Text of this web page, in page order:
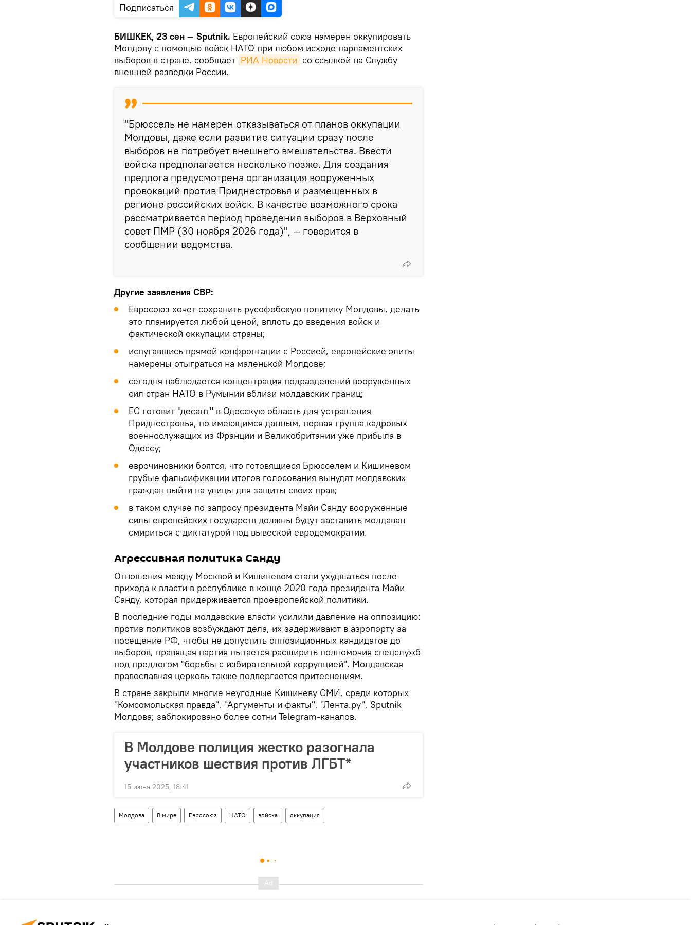
Подписаться
БИШКЕК, 23 сен — Sputnik. Европейский союз намерен оккупировать
Молдову с помощью войск НАТО при любом исходе парламентских
выборов в стране, сообщает РИА Новости со ссылкой на Службу
внешней разведки России.
"Брюссель не намерен отказываться от планов оккупации
Молдовы, даже если развитие ситуации сразу после
выборов не потребует внешнего вмешательства. Ввести
войска предполагается несколько позже. Для создания
предлога предусмотрена организация вооруженных
провокаций против Приднестровья и размещенных в
регионе российских войск. В качестве возможного срока
рассматривается период проведения выборов в Верховный
совет ПМР (30 ноября 2026 года)", — говорится в
сообщении ведомства.
Другие заявления СВР:
Евросоюз хочет сохранить русофобскую политику Молдовы, делать
это планируется любой ценой, вплоть до введения войск и
фактической оккупации страны;
испугавшись прямой конфронтации с Россией, европейские элиты
намерены отыграться на маленькой Молдове;
сегодня наблюдается концентрация подразделений вооруженных
сил стран НАТО в Румынии вблизи молдавских границ;
ЕС готовит "десант" в Одесскую область для устрашения
Приднестровья, по имеющимся данным, первая группа кадровых
военнослужащих из Франции и Великобритании уже прибыла в
Одессу;
еврочиновники боятся, что готовящиеся Брюсселем и Кишиневом
грубые фальсификации итогов голосования вынудят молдавских
граждан выйти на улицы для защиты своих прав;
в таком случае по запросу президента Майи Санду вооруженные
силы европейских государств должны будут заставить молдаван
смириться с диктатурой под вывеской евродемократии.
Агрессивная политика Санду
Отношения между Москвой и Кишиневом стали ухудшаться после
прихода к власти в республике в конце 2020 года президента Майи
Санду, которая придерживается проевропейской политики.
В последние годы молдавские власти усилили давление на оппозицию:
против политиков возбуждают дела, их задерживают в аэропорту за
посещение РФ, чтобы не допустить оппозиционных кандидатов до
выборов, правящая партия пытается расширить полномочия спецслужб
под предлогом "борьбы с избирательной коррупцией". Молдавская
православная церковь также подвергается притеснениям.
В стране закрыли многие неугодные Кишиневу СМИ, среди которых
"Комсомольская правда", "Аргументы и факты", "Лента.ру", Sputnik
Молдова; заблокировано более сотни Telegram-каналов.
В Молдове полиция жестко разогнала
участников шествия против ЛГБТ*
15 июня 2025, 18:41
Молдова В мире Евросоюз НАТО войска оккупация